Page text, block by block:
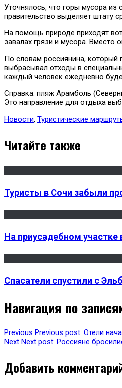
Уточнялось, что горы мусора из
правительство выделяет штату
На помощь природе приходят
завалах грязи и мусора. Вместо
По словам россиянина, который
выбрасывал отходы в
каждый человек ежедневно
Справка: пляж Арамболь
Это направление для отдыха
Новости, Туристические
Читайте также
Туристы в Сочи забыли
На приусадебном
Спасатели спустили с
Навигация по
Previous Previous post: Отели
Next Next post: Россияне
Добавить